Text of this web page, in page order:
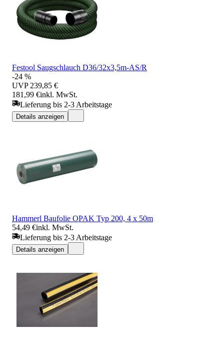
Festool Saugschlauch D36/32x3,5m-AS/R
-24 %
UVP 239,85 €
181,99 €inkl. MwSt.
Lieferung bis 2-3 Arbeitstage
Details anzeigen
Hammerl Baufolie OPAK Typ 200, 4 x 50m
54,49 €inkl. MwSt.
Lieferung bis 2-3 Arbeitstage
Details anzeigen